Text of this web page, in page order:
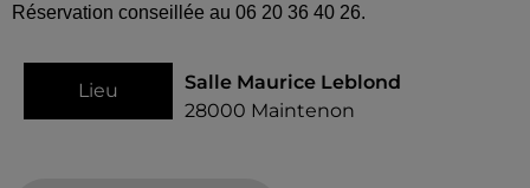
Réservation conseillée au 06 20 36 40 26.
Lieu
Salle Maurice Leblond
28000 Maintenon